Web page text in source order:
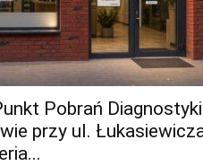
Pobrań
przy ul.